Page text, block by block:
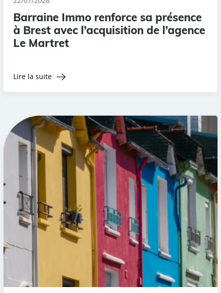
Barraine Immo renforce sa présence
à Brest avec l’acquisition de l’agence
Le Martret
Lire la suite